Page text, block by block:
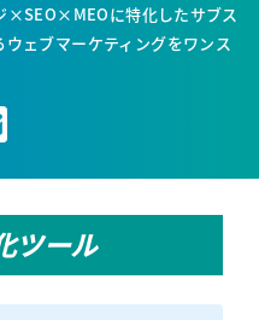
×SEO×MEOに特化したサブス
ェブマーケティングをワンス
ツール